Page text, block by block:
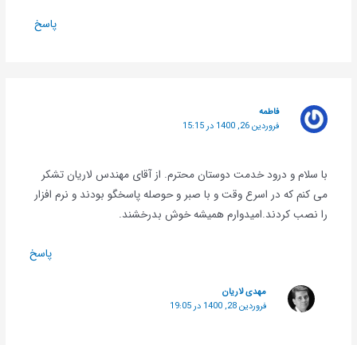
پاسخ
فاطمه
فروردین 26, 1400 در 15:15
با سلام و درود خدمت دوستان محترم. از آقای مهندس لاریان تشکر
می کنم که در اسرع وقت و با صبر و حوصله پاسخگو بودند و نرم افزار
را نصب کردند.امیدوارم همیشه خوش بدرخشند.
پاسخ
مهدی لاریان
فروردین 28, 1400 در 19:05